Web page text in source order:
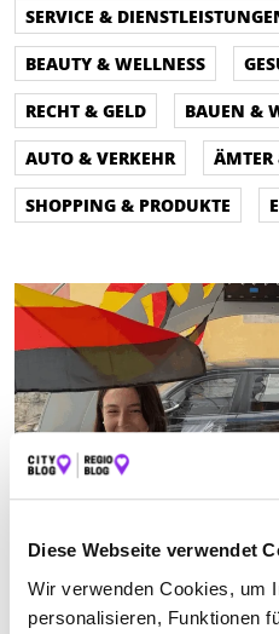
Diese Webseite verwendet
Wir verwenden Cookies, um
personalisieren, Funktionen
SERVICE &
BEAUTY & WELLNESS
RECHT & GELD
BAUEN &
AUTO & VERKEHR
ÄMTER
SHOPPING & PRODUKTE
WM 2026 IN